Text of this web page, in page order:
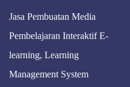
Jasa Pembuatan Media
Pembelajaran Interaktif E-
learning, Learning
Management System